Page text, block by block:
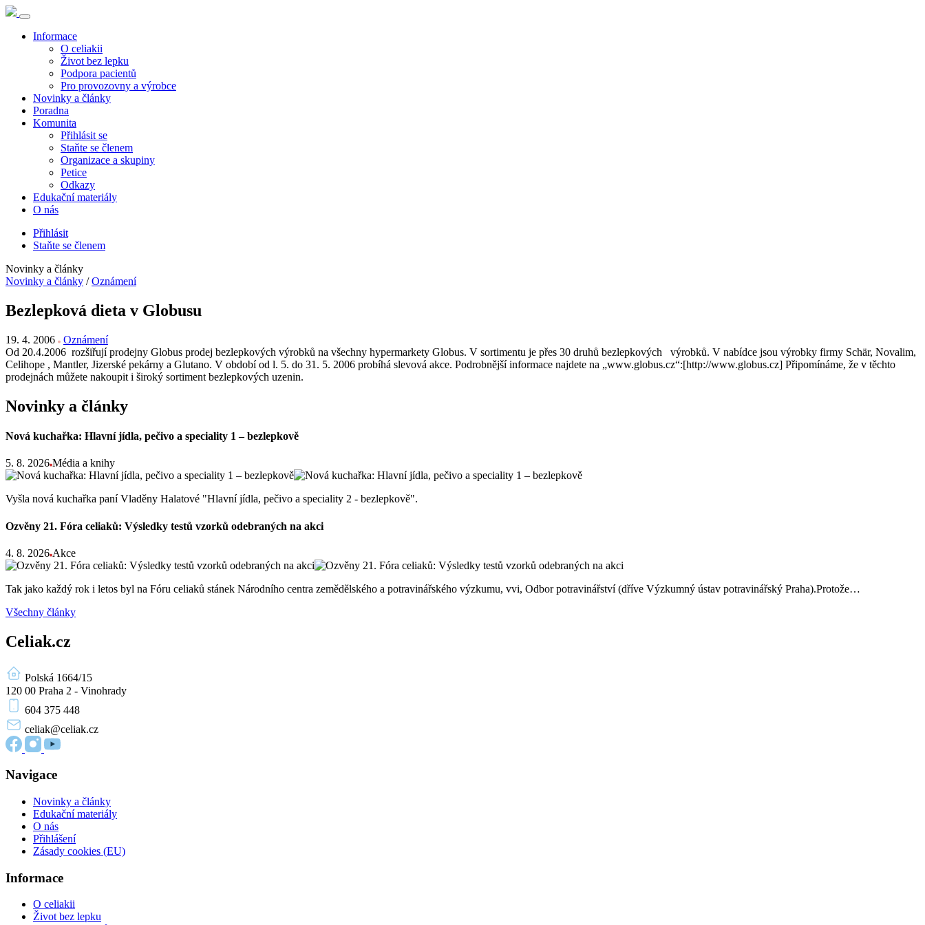
Informace
O celiakii
Život bez lepku
Podpora pacientů
Pro provozovny a výrobce
Novinky a články
Poradna
Komunita
Přihlásit se
Staňte se členem
Organizace a skupiny
Petice
Odkazy
Edukační materiály
O nás
Přihlásit
Staňte se členem
Novinky a články
Novinky a články / Oznámení
Bezlepková dieta v Globusu
19. 4. 2006
Oznámení
Od 20.4.2006 rozšiřují prodejny Globus prodej bezlepkových výrobků na všechny hypermarkety Globus. V sortimentu je přes 30 druhů bezlepkových výrobků. V nabídce jsou výrobky firmy Schär, Novalim,
Celihope , Mantler, Jizerské pekárny a Glutano. V období od l. 5. do 31. 5. 2006 probíhá slevová akce. Podrobnější informace najdete na „www.globus.cz“:[http://www.globus.cz] Připomínáme, že v těchto
prodejnách můžete nakoupit i široký sortiment bezlepkových uzenin.
Novinky a články
Nová kuchařka: Hlavní jídla, pečivo a speciality 1 – bezlepkově
5. 8. 2026 Média a knihy
Vyšla nová kuchařka paní Vladěny Halatové "Hlavní jídla, pečivo a speciality 2 - bezlepkově".
Ozvěny 21. Fóra celiaků: Výsledky testů vzorků odebraných na akci
4. 8. 2026 Akce
Tak jako každý rok i letos byl na Fóru celiaků stánek Národního centra zemědělského a potravinářského výzkumu, vvi, Odbor potravinářství (dříve Výzkumný ústav potravinářský Praha).Protože…
Všechny články
Celiak.cz
Polská 1664/15
120 00 Praha 2 - Vinohrady
604 375 448
celiak@celiak.cz
Navigace
Novinky a články
Edukační materiály
O nás
Přihlášení
Zásady cookies (EU)
Informace
O celiakii
Život bez lepku